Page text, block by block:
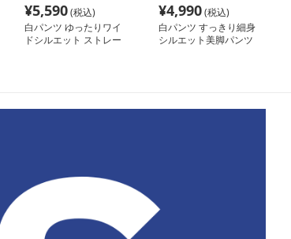
¥5,590(税込)
白パンツ ゆったりワイ
ドシルエット ストレー
¥4,990(税込)
白パンツ すっきり細身
シルエット美脚パンツ